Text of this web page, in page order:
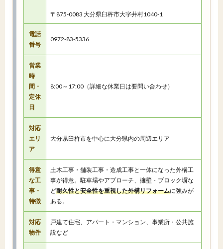
〒875-0083 大分県臼杵市大字井村1040-1
電話
番号
0972-83-5336
営業
時
間・
定休
日
8:00～17:00（詳細な休業日は要問い合わせ）
対応
エリ
ア
大分県臼杵市を中心に大分県内の周辺エリア
得意
な工
事・
特徴
土木工事・舗装工事・造成工事と一体になった外構工
事が得意。駐車場やアプローチ、擁壁・ブロック塀な
ど耐久性と安全性を重視した外構リフォームに強みが
ある。
対応
物件
戸建て住宅、アパート・マンション、事業所・公共施
設など